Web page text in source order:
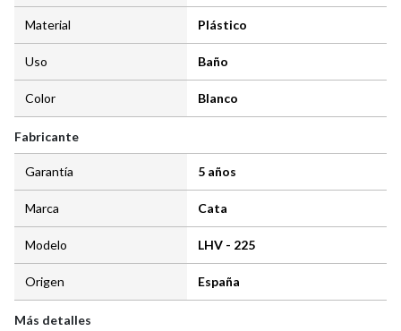
Material Plástico
Uso Baño
Color Blanco
Fabricante
Garantía 5 años
Marca Cata
Modelo LHV - 225
Origen España
Más detalles